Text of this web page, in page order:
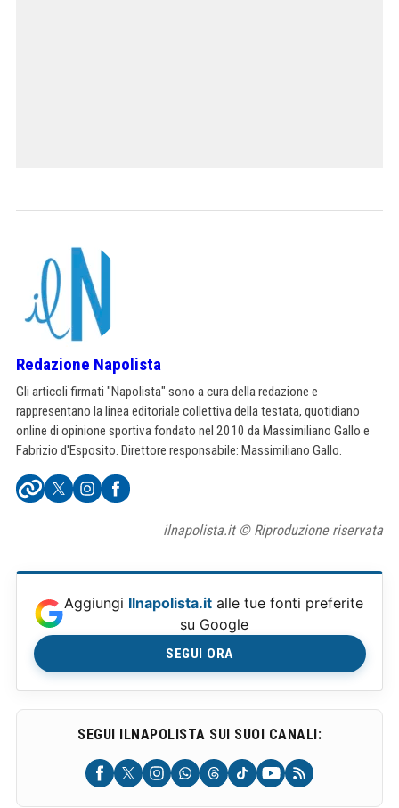
Redazione Napolista
Gli articoli firmati "Napolista" sono a cura della redazione e
rappresentano la linea editoriale collettiva della testata, quotidiano
online di opinione sportiva fondato nel 2010 da Massimiliano Gallo e
Fabrizio d'Esposito. Direttore responsabile: Massimiliano Gallo.
ilnapolista.it © Riproduzione riservata
Aggiungi Ilnapolista.it alle tue fonti preferite
su Google
SEGUI ORA
SEGUI ILNAPOLISTA SUI SUOI CANALI: